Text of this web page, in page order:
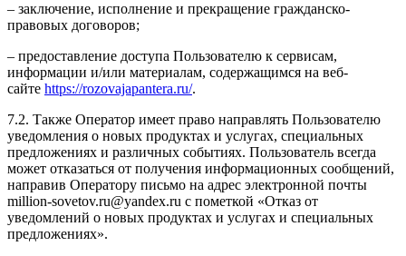
– заключение, исполнение и прекращение гражданско-
правовых договоров;
– предоставление доступа Пользователю к сервисам,
информации и/или материалам, содержащимся на веб-
сайте https://rozovajapantera.ru/.
7.2. Также Оператор имеет право направлять Пользователю
уведомления о новых продуктах и услугах, специальных
предложениях и различных событиях. Пользователь всегда
может отказаться от получения информационных сообщений,
направив Оператору письмо на адрес электронной почты
million-sovetov.ru@yandex.ru с пометкой «Отказ от
уведомлений о новых продуктах и услугах и специальных
предложениях».